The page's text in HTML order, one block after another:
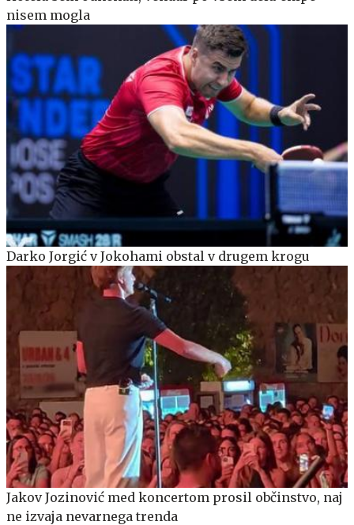
nisem mogla
Darko Jorgić v Jokohami obstal v drugem krogu
Jakov Jozinović med koncertom prosil občinstvo, naj
ne izvaja nevarnega trenda